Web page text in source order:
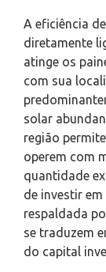
A eficiência
diretamente
atinge os
com sua
solar
região
operem com
quantidade
de investir em
respaldada
se traduzem
do capital